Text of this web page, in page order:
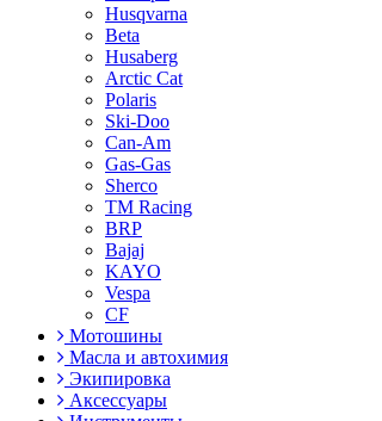
Husqvarna
Beta
Husaberg
Arctic Cat
Polaris
Ski-Doo
Can-Am
Gas-Gas
Sherco
TM Racing
BRP
Bajaj
KAYO
Vespa
CF
Мотошины
Масла и автохимия
Экипировка
Аксессуары